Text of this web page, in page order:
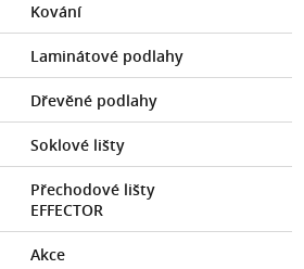
Kování
Laminátové podlahy
Dřevěné podlahy
Soklové lišty
Přechodové lišty
EFFECTOR
Akce